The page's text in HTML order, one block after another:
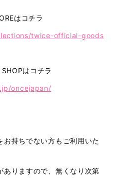
はコチラ
twice-official-goods
はコチラ
oncejapan/
お持ちでない方もご利用いた
ありますので、無くなり次第